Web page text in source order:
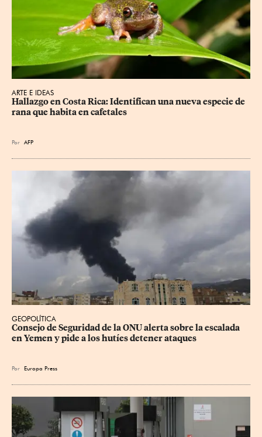
ARTE E IDEAS
Hallazgo en Costa Rica: Identifican una nueva especie de
rana que habita en cafetales
Por AFP
GEOPOLÍTICA
Consejo de Seguridad de la ONU alerta sobre la escalada
en Yemen y pide a los hutíes detener ataques
Por Europa Press